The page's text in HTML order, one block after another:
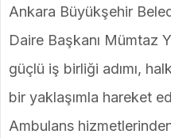
Ankara Büyükşehir
Daire Başkanı Mümtaz
güçlü iş birliği adımı,
bir yaklaşımla hareket
Ambulans